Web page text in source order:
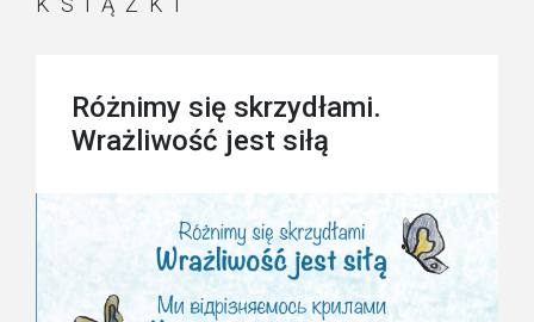
Różnimy się skrzydłami.
Wrażliwość jest siłą